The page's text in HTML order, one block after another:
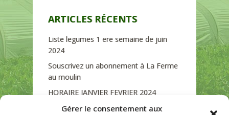
Gérer le consentement aux
ARTICLES RÉCENTS
Liste legumes 1 ere semaine de juin
2024
Souscrivez un abonnement à La Ferme
au moulin
HORAIRE JANVIER FEVRIER 2024
Soutien de La Province de Liège